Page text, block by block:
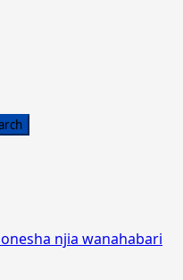
njia wanahabari